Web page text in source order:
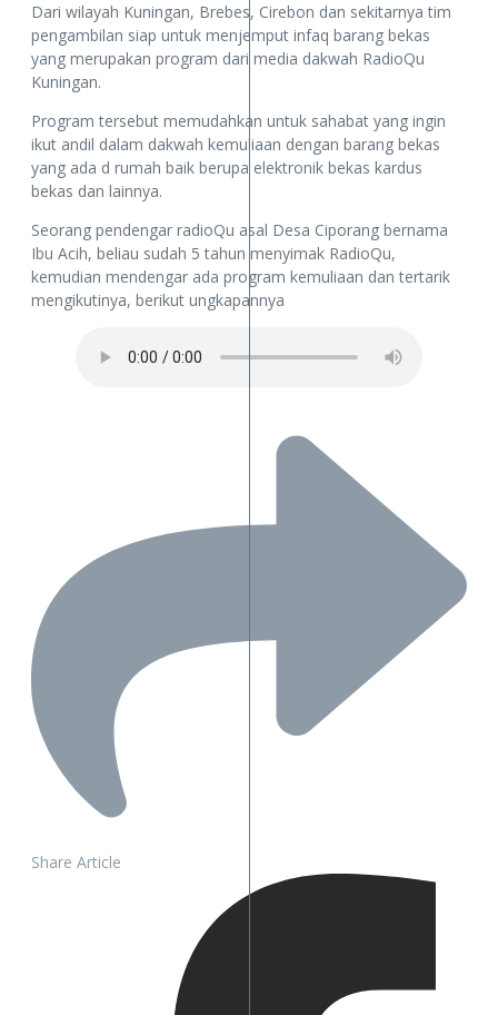
Dari wilayah Kuningan, Brebes, Cirebon dan sekitarnya tim
pengambilan siap untuk menjemput infaq barang bekas
yang merupakan program dari media dakwah RadioQu
Kuningan.
Program tersebut memudahkan untuk sahabat yang ingin
ikut andil dalam dakwah kemuliaan dengan barang bekas
yang ada d rumah baik berupa elektronik bekas kardus
bekas dan lainnya.
Seorang pendengar radioQu asal Desa Ciporang bernama
Ibu Acih, beliau sudah 5 tahun menyimak RadioQu,
kemudian mendengar ada program kemuliaan dan tertarik
mengikutinya, berikut ungkapannya
Share Article